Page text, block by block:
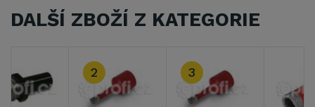
DALŠÍ ZBOŽÍ Z KATEGORIE